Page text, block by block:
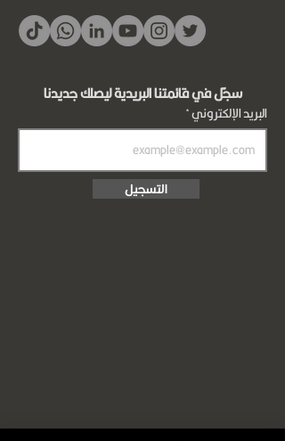
سجّل في قائمتنا البريدية ليصلك جديدنا
البريد الإلكتروني
التسجيل